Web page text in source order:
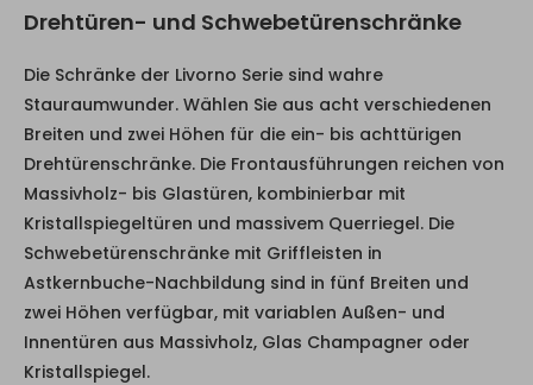
Drehtüren- und Schwebetürenschränke
Die Schränke der Livorno Serie sind wahre
Stauraumwunder. Wählen Sie aus acht verschiedenen
Breiten und zwei Höhen für die ein- bis achttürigen
Drehtürenschränke. Die Frontausführungen reichen von
Massivholz- bis Glastüren, kombinierbar mit
Kristallspiegeltüren und massivem Querriegel. Die
Schwebetürenschränke mit Griffleisten in
Astkernbuche-Nachbildung sind in fünf Breiten und
zwei Höhen verfügbar, mit variablen Außen- und
Innentüren aus Massivholz, Glas Champagner oder
Kristallspiegel.